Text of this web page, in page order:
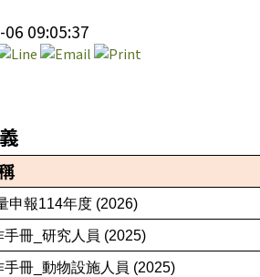
09:05:37
申報114年度 (2026)
冊_研究人員 (2025)
冊_動物設施人員 (2025)